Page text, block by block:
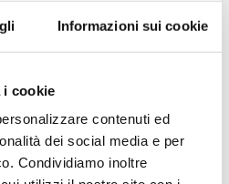
Informazioni sui cookie
i cookie
contenuti ed
dei social media e per
Condividiamo inoltre
che si
tra il 12
2010.